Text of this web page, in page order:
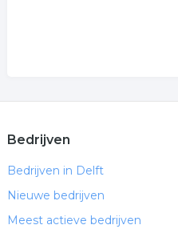
Bedrijven
Bedrijven in Delft
Nieuwe bedrijven
Meest actieve bedrijven